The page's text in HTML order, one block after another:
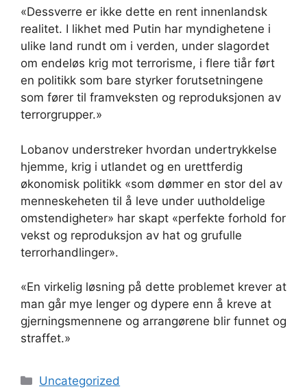
«Dessverre er ikke dette en rent innenlandsk
realitet. I likhet med Putin har myndighetene i
ulike land rundt om i verden, under slagordet
om endeløs krig mot terrorisme, i flere tiår ført
en politikk som bare styrker forutsetningene
som fører til framveksten og reproduksjonen av
terrorgrupper.»
Lobanov understreker hvordan undertrykkelse
hjemme, krig i utlandet og en urettferdig
økonomisk politikk «som dømmer en stor del av
menneskeheten til å leve under uutholdelige
omstendigheter» har skapt «perfekte forhold for
vekst og reproduksjon av hat og grufulle
terrorhandlinger».
«En virkelig løsning på dette problemet krever at
man går mye lenger og dypere enn å kreve at
gjerningsmennene og arrangørene blir funnet og
straffet.»
Kategorier
Uncategorized